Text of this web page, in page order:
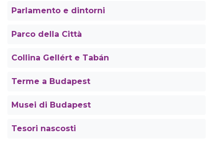
Parlamento e dintorni
Parco della Città
Collina Gellért e Tabán
Terme a Budapest
Musei di Budapest
Tesori nascosti